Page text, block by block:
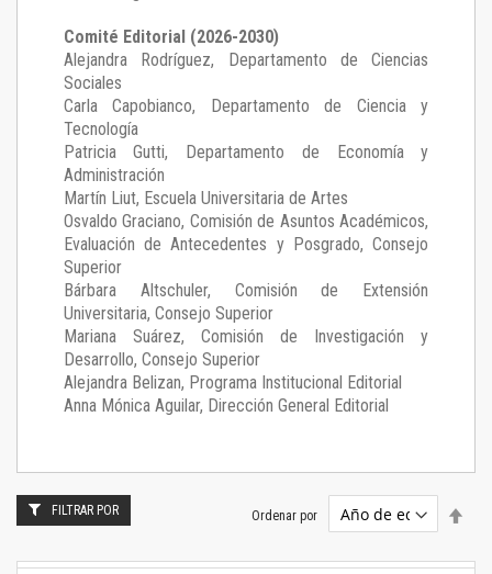
Comité Editorial (2026-2030)
Alejandra Rodríguez, Departamento de Ciencias
Sociales
Carla Capobianco, Departamento de Ciencia y
Tecnología
Patricia Gutti, Departamento de Economía y
Administración
Martín Liut, Escuela Universitaria de Artes
Osvaldo Graciano, Comisión de Asuntos Académicos,
Evaluación de Antecedentes y Posgrado, Consejo
Superior
Bárbara Altschuler, Comisión de Extensión
Universitaria, Consejo Superior
Mariana Suárez, Comisión de Investigación y
Desarrollo, Consejo Superior
Alejandra Belizan, Programa Institucional Editorial
Anna Mónica Aguilar, Dirección General Editorial
Ordenar por
FILTRAR POR